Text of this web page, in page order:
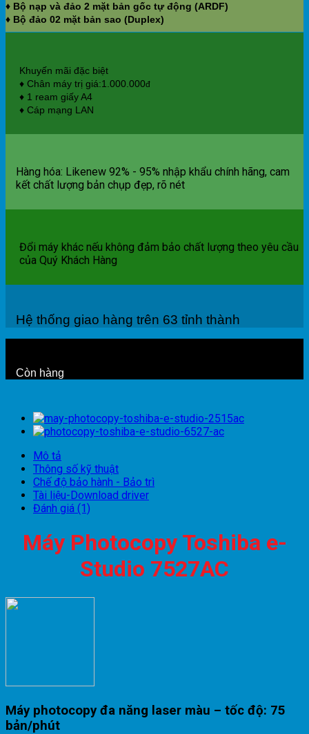
♦ Bộ nạp và đảo 2 mặt bản gốc tự động (ARDF)
♦ Bộ đảo 02 mặt bản sao (Duplex)
Khuyến mãi đặc biệt
♦ Chân máy trị giá:1.000.000đ
♦ 1 ream giấy A4
♦ Cáp mạng LAN
Hàng hóa: Likenew 92% - 95% nhập khẩu chính hãng, cam
kết chất lượng bản chụp đẹp, rõ nét
Đổi máy khác nếu không đảm bảo chất lượng theo yêu cầu
của Quý Khách Hàng
Hệ thống giao hàng trên 63 tỉnh thành
Còn hàng
Mô tả
Thông số kỹ thuật
Chế độ bảo hành - Bảo trì
Tài liệu-Download driver
Đánh giá (1)
Máy Photocopy Toshiba e-
Studio 7527AC
Máy photocopy đa năng laser màu – tốc độ: 75
bản/phút